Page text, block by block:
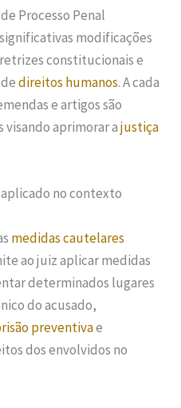
Processo Penal
modificações
constitucionais e
dedireitos humanos. A cada
e artigos são
visando aprimorar ajustiça
aplicado no contexto
medidas cautelares
ao juiz aplicar medidas
determinados lugares
do acusado,
preventivae
dos envolvidos no